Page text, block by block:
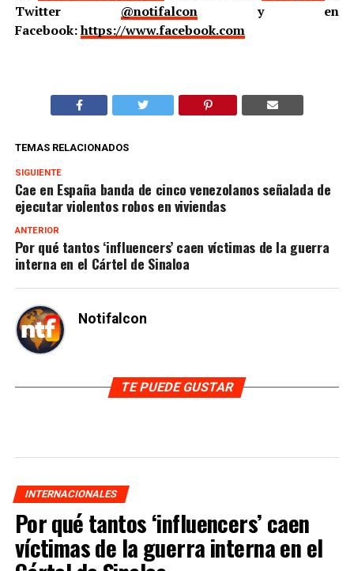
Twitter @notifalcony en
Facebook:https://www.facebook.com
TEMAS RELACIONADOS
SIGUIENTE
Cae en España banda de cinco venezolanos señalada de
ejecutar violentos robos en viviendas
ANTERIOR
Por qué tantos ‘influencers’ caen víctimas de la guerra
interna en el Cártel de Sinaloa
Notifalcon
TE PUEDE GUSTAR
INTERNACIONALES
Por qué tantos ‘influencers’ caen
víctimas de la guerra interna en el